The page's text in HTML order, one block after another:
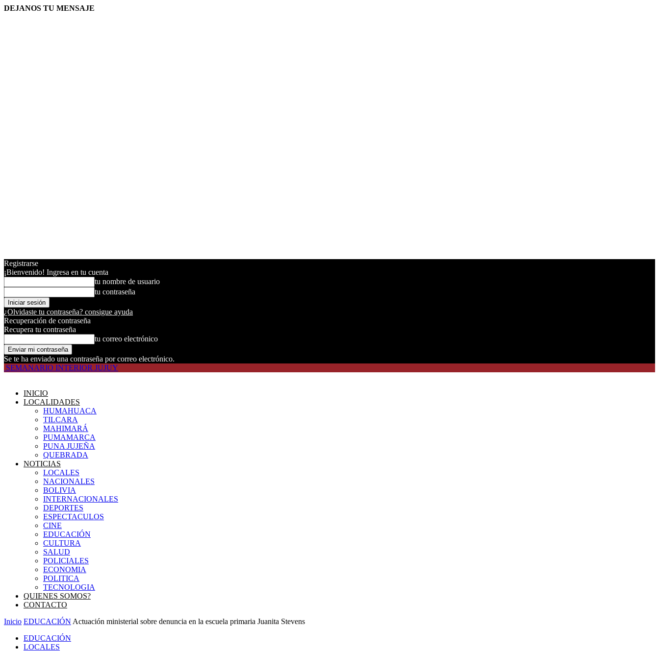
DEJANOS TU MENSAJE
Registrarse
¡Bienvenido! Ingresa en tu cuenta
tu nombre de usuario
tu contraseña
¿Olvidaste tu contraseña? consigue ayuda
Recuperación de contraseña
Recupera tu contraseña
tu correo electrónico
Se te ha enviado una contraseña por correo electrónico.
SEMANARIO INTERIOR JUJUY
INICIO
LOCALIDADES
HUMAHUACA
TILCARA
MAHIMARÁ
PUMAMARCA
PUNA JUJEÑA
QUEBRADA
NOTICIAS
LOCALES
NACIONALES
BOLIVIA
INTERNACIONALES
DEPORTES
ESPECTACULOS
CINE
EDUCACIÓN
CULTURA
SALUD
POLICIALES
ECONOMIA
POLITICA
TECNOLOGIA
QUIENES SOMOS?
CONTACTO
Inicio EDUCACIÓN Actuación ministerial sobre denuncia en la escuela primaria Juanita Stevens
EDUCACIÓN
LOCALES